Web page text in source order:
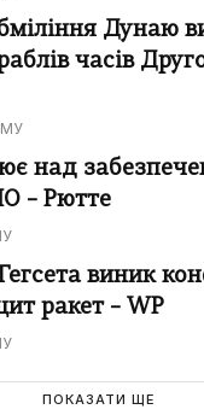
Дунаю
часів
над
– Рютте
виник
ракет – WP
ПОКАЗАТИ ЩЕ